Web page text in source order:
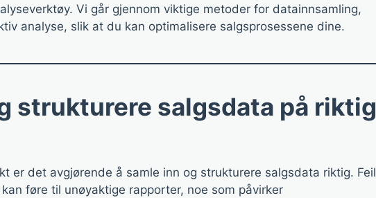
Vi går gjennom viktige metoder for datainnsamling,
analyse, slik at du kan optimalisere salgsprosessene dine.
strukturere salgsdata på riktig
er det avgjørende å samle inn og strukturere salgsdata riktig. Feil
føre til unøyaktige rapporter, noe som påvirker